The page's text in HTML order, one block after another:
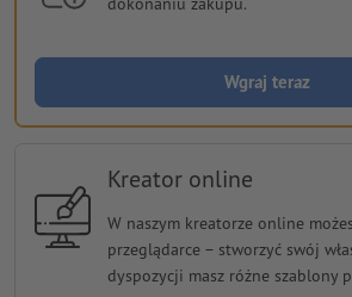
Wgraj teraz
Kreator online
W naszym kreatorze online
przeglądarce − stworzyć swój
dyspozycji masz różne szablony